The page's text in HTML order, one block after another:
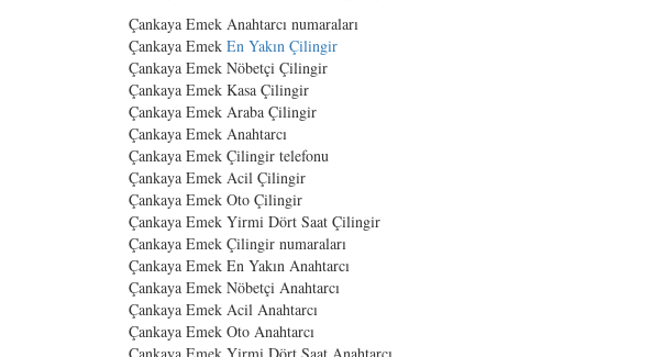
Çankaya Emek Anahtarcı numaraları
Çankaya Emek En Yakın Çilingir
Çankaya Emek Nöbetçi Çilingir
Çankaya Emek Kasa Çilingir
Çankaya Emek Araba Çilingir
Çankaya Emek Anahtarcı
Çankaya Emek Çilingir telefonu
Çankaya Emek Acil Çilingir
Çankaya Emek Oto Çilingir
Çankaya Emek Yirmi Dört Saat Çilingir
Çankaya Emek Çilingir numaraları
Çankaya Emek En Yakın Anahtarcı
Çankaya Emek Nöbetçi Anahtarcı
Çankaya Emek Acil Anahtarcı
Çankaya Emek Oto Anahtarcı